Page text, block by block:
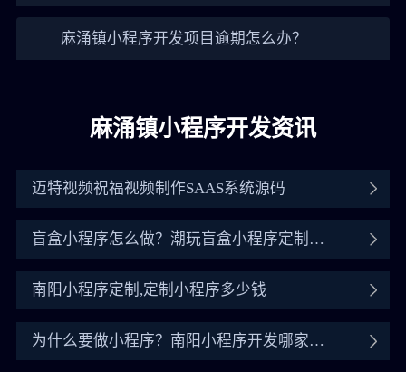
麻涌镇小程序开发项目逾期怎么办？
麻涌镇小程序开发资讯
迈特视频祝福视频制作SAAS系统源码
盲盒小程序怎么做？潮玩盲盒小程序定制开
南阳小程序定制,定制小程序多少钱
为什么要做小程序？南阳小程序开发哪家公